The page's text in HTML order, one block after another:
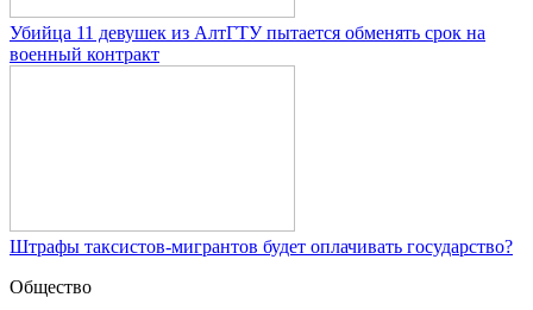
Убийца 11 девушек из АлтГТУ пытается обменять срок на
военный контракт
Штрафы таксистов-мигрантов будет оплачивать государство?
Общество